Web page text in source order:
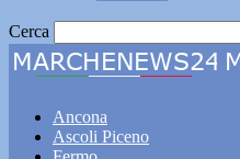
Cerca
Ancona
Ascoli Piceno